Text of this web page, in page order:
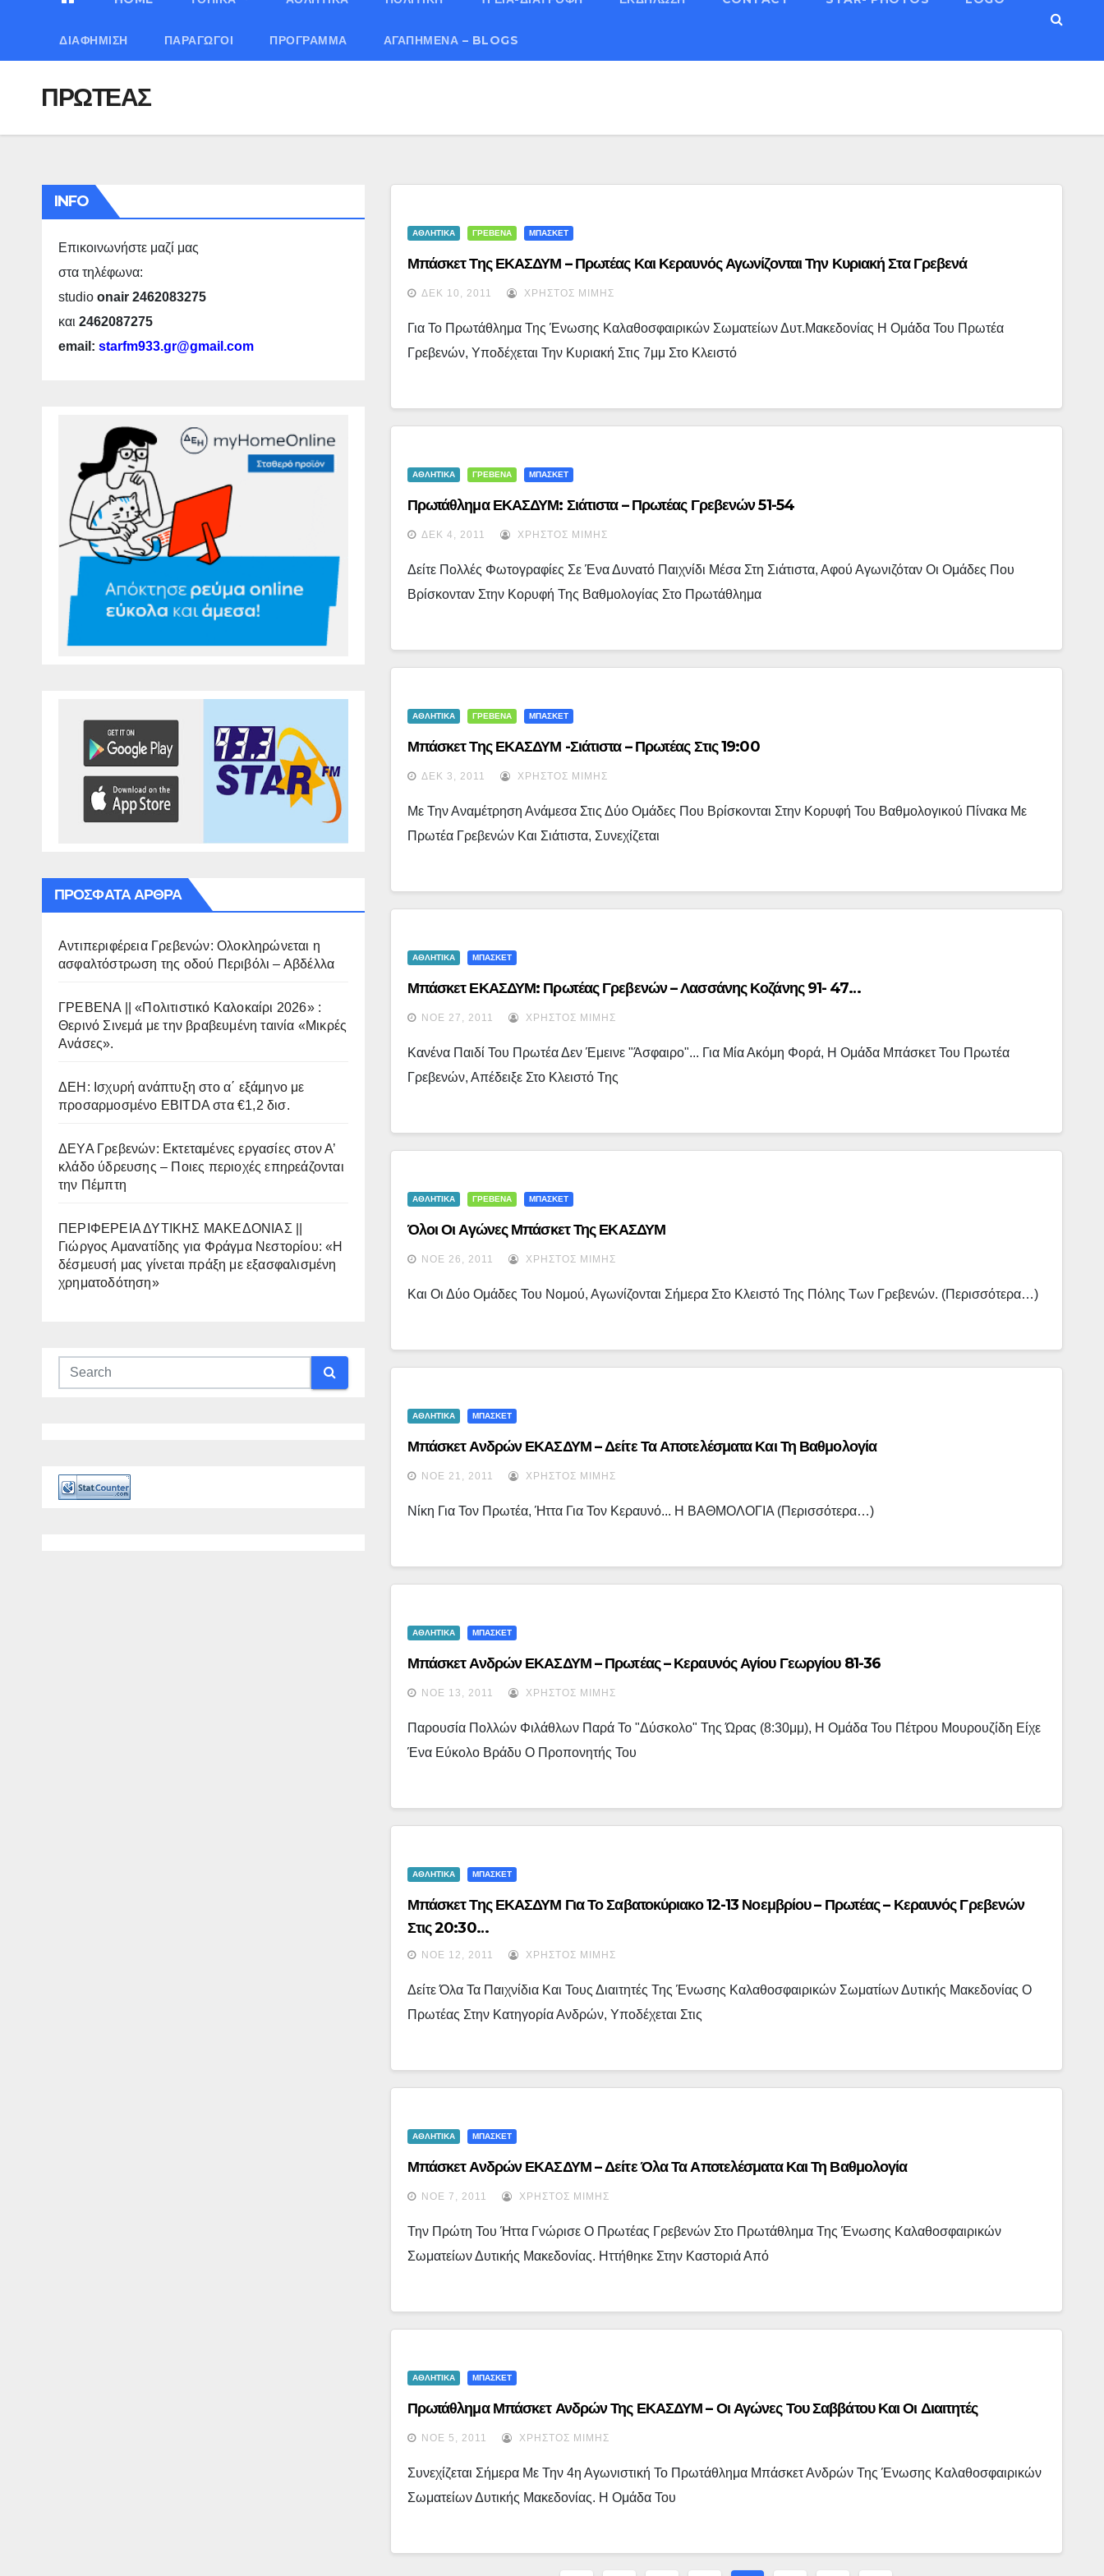
ΔΙΑΦΉΜΙΣΗ ΠΑΡΑΓΩΓΟΊ ΠΡΌΓΡΑΜΜΑ ΑΓΑΠΗΜΈΝΑ – BLOGS
ΠΡΩΤΕΑΣ
INFO
Επικοινωνήστε μαζί μας
στα τηλέφωνα:
studio onair 2462083275
και 2462087275
email: starfm933.gr@gmail.com
ΠΡΌΣΦΑΤΑ ΆΡΘΡΑ
Αντιπεριφέρεια Γρεβενών: Ολοκληρώνεται η
ασφαλτόστρωση της οδού Περιβόλι – Αβδέλλα
ΓΡΕΒΕΝΑ || «Πολιτιστικό Καλοκαίρι 2026» :
Θερινό Σινεμά με την βραβευμένη ταινία «Μικρές
Ανάσες».
ΔΕΗ: Ισχυρή ανάπτυξη στο α΄ εξάμηνο με
προσαρμοσμένο EBITDA στα €1,2 δισ.
ΔΕΥΑ Γρεβενών: Εκτεταμένες εργασίες στον Α’
κλάδο ύδρευσης – Ποιες περιοχές επηρεάζονται
την Πέμπτη
ΠΕΡΙΦΕΡΕΙΑ ΔΥΤΙΚΗΣ ΜΑΚΕΔΟΝΙΑΣ ||
Γιώργος Αμανατίδης για Φράγμα Νεστορίου: «Η
δέσμευσή μας γίνεται πράξη με εξασφαλισμένη
χρηματοδότηση»
ΑΘΛΗΤΙΚΑ ΓΡΕΒΕΝΑ ΜΠΑΣΚΕΤ
Μπάσκετ Της ΕΚΑΣΔΥΜ – Πρωτέας Και Κεραυνός Αγωνίζονται Την Κυριακή Στα Γρεβενά
ΔΕΚ 10, 2011 ΧΡΉΣΤΟΣ ΜΊΜΗΣ
Για Το Πρωτάθλημα Της Ένωσης Καλαθοσφαιρικών Σωματείων Δυτ.Μακεδονίας Η Ομάδα Του Πρωτέα
Γρεβενών, Υποδέχεται Την Κυριακή Στις 7μμ Στο Κλειστό
ΑΘΛΗΤΙΚΑ ΓΡΕΒΕΝΑ ΜΠΑΣΚΕΤ
Πρωτάθλημα ΕΚΑΣΔΥΜ: Σιάτιστα – Πρωτέας Γρεβενών 51-54
ΔΕΚ 4, 2011 ΧΡΉΣΤΟΣ ΜΊΜΗΣ
Δείτε Πολλές Φωτογραφίες Σε Ένα Δυνατό Παιχνίδι Μέσα Στη Σιάτιστα, Αφού Αγωνιζόταν Οι Ομάδες Που
Βρίσκονταν Στην Κορυφή Της Βαθμολογίας Στο Πρωτάθλημα
ΑΘΛΗΤΙΚΑ ΓΡΕΒΕΝΑ ΜΠΑΣΚΕΤ
Μπάσκετ Της ΕΚΑΣΔΥΜ -Σιάτιστα – Πρωτέας Στις 19:00
ΔΕΚ 3, 2011 ΧΡΉΣΤΟΣ ΜΊΜΗΣ
Με Την Αναμέτρηση Ανάμεσα Στις Δύο Ομάδες Που Βρίσκονται Στην Κορυφή Του Βαθμολογικού Πίνακα Με
Πρωτέα Γρεβενών Και Σιάτιστα, Συνεχίζεται
ΑΘΛΗΤΙΚΑ ΜΠΑΣΚΕΤ
Μπάσκετ ΕΚΑΣΔΥΜ: Πρωτέας Γρεβενών – Λασσάνης Κοζάνης 91- 47…
ΝΟΈ 27, 2011 ΧΡΉΣΤΟΣ ΜΊΜΗΣ
Κανένα Παιδί Του Πρωτέα Δεν Έμεινε "άσφαιρο"... Για Μία Ακόμη Φορά, Η Ομάδα Μπάσκετ Του Πρωτέα
Γρεβενών, Απέδειξε Στο Κλειστό Της
ΑΘΛΗΤΙΚΑ ΓΡΕΒΕΝΑ ΜΠΑΣΚΕΤ
Όλοι Οι Αγώνες Μπάσκετ Της ΕΚΑΣΔΥΜ
ΝΟΈ 26, 2011 ΧΡΉΣΤΟΣ ΜΊΜΗΣ
Και Οι Δύο Ομάδες Του Νομού, Αγωνίζονται Σήμερα Στο Κλειστό Της Πόλης Των Γρεβενών. (περισσότερα…)
ΑΘΛΗΤΙΚΑ ΜΠΑΣΚΕΤ
Μπάσκετ Ανδρών ΕΚΑΣΔΥΜ – Δείτε Τα Αποτελέσματα Και Τη Βαθμολογία
ΝΟΈ 21, 2011 ΧΡΉΣΤΟΣ ΜΊΜΗΣ
Νίκη Για Τον Πρωτέα, Ήττα Για Τον Κεραυνό... Η ΒΑΘΜΟΛΟΓΙΑ (περισσότερα…)
ΑΘΛΗΤΙΚΑ ΜΠΑΣΚΕΤ
Μπάσκετ Ανδρών ΕΚΑΣΔΥΜ – Πρωτέας – Κεραυνός Αγίου Γεωργίου 81-36
ΝΟΈ 13, 2011 ΧΡΉΣΤΟΣ ΜΊΜΗΣ
Παρουσία Πολλών Φιλάθλων Παρά Το "δύσκολο" Της Ώρας (8:30μμ), Η Ομάδα Του Πέτρου Μουρουζίδη Είχε
Ένα Εύκολο Βράδυ Ο Προπονητής Του
ΑΘΛΗΤΙΚΑ ΜΠΑΣΚΕΤ
Μπάσκετ Της ΕΚΑΣΔΥΜ Για Το Σαβατοκύριακο 12-13 Νοεμβρίου – Πρωτέας – Κεραυνός Γρεβενών
Στις 20:30…
ΝΟΈ 12, 2011 ΧΡΉΣΤΟΣ ΜΊΜΗΣ
Δείτε Όλα Τα Παιχνίδια Και Τους Διαιτητές Της Ένωσης Καλαθοσφαιρικών Σωματίων Δυτικής Μακεδονίας Ο
Πρωτέας Στην Κατηγορία Ανδρών, Υποδέχεται Στις
ΑΘΛΗΤΙΚΑ ΜΠΑΣΚΕΤ
Μπάσκετ Ανδρών ΕΚΑΣΔΥΜ – Δείτε Όλα Τα Αποτελέσματα Και Τη Βαθμολογία
ΝΟΈ 7, 2011 ΧΡΉΣΤΟΣ ΜΊΜΗΣ
Την Πρώτη Του Ήττα Γνώρισε Ο Πρωτέας Γρεβενών Στο Πρωτάθλημα Της Ένωσης Καλαθοσφαιρικών
Σωματείων Δυτικής Μακεδονίας. Ηττήθηκε Στην Καστοριά Από
ΑΘΛΗΤΙΚΑ ΜΠΑΣΚΕΤ
Πρωτάθλημα Μπάσκετ Ανδρών Της ΕΚΑΣΔΥΜ – Οι Αγώνες Του Σαββάτου Και Οι Διαιτητές
ΝΟΈ 5, 2011 ΧΡΉΣΤΟΣ ΜΊΜΗΣ
Συνεχίζεται Σήμερα Με Την 4η Αγωνιστική Το Πρωτάθλημα Μπάσκετ Ανδρών Της Ένωσης Καλαθοσφαιρικών
Σωματείων Δυτικής Μακεδονίας. Η Ομάδα Του